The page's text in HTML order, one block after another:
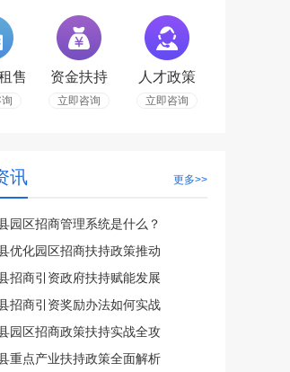
售 资金扶持
立即咨询
人才政策
立即咨询
讯 更多>>
园区招商管理系统是什么？
优化园区招商扶持政策推动
招商引资政府扶持赋能发展
招商引资奖励办法如何实战
园区招商政策扶持实战全攻
重点产业扶持政策全面解析